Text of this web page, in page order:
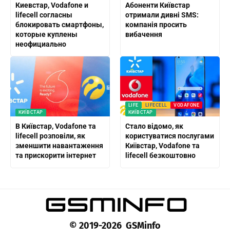
Киевстар, Vodafone и
lifecell согласны
блокировать смартфоны,
которые куплены
неофициально
Абоненти Київстар
отримали дивні SMS:
компанія просить
вибачення
КИЇВСТАР
В Київстар, Vodafone та
lifecell розповіли, як
зменшити навантаження
та прискорити інтернет
LIFE LIFECELL
VODAFONE
КИЇВСТАР
Стало відомо, як
користуватися послугами
Київстар, Vodafone та
lifecell безкоштовно
© 2019-2026 GSMinfo